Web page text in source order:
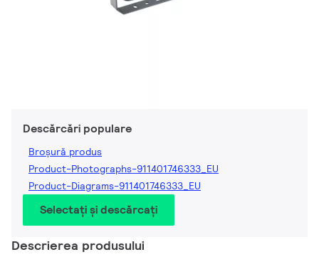
Descărcări populare
Broșură produs
Product-Photographs-911401746333_EU
Product-Diagrams-911401746333_EU
Selectați și descărcați
Descrierea produsului